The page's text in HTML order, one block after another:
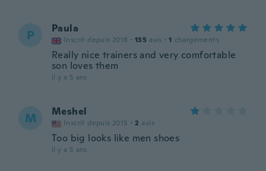
P Paula
Inscrit depuis 2018 · 135 avis · 1 chargements
Really nice trainers and very comfortable
son loves them
il y a 5 ans
M Meshel
Inscrit depuis 2015 · 2 avis
Too big looks like men shoes
il y a 5 ans